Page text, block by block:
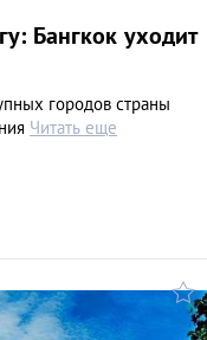
Бангкок уходит
городов страны
Читать еще